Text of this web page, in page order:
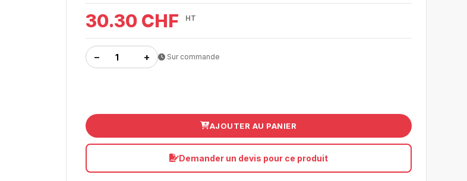
30.30 CHF HT
− + Sur commande
AJOUTER AU PANIER
Demander un devis pour ce produit